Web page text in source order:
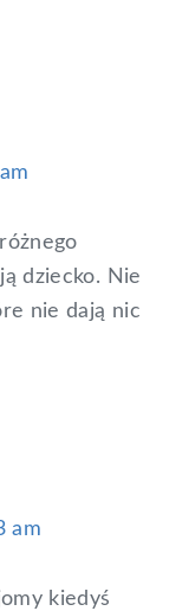
dziecko. Nie
nie dają nic
am
kiedyś